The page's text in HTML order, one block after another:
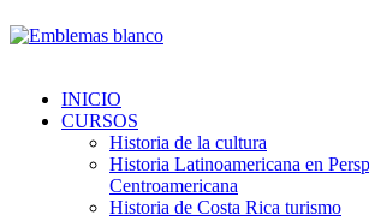
INICIO
CURSOS
Historia de la cultura
Historia Latinoamericana en
Centroamericana
Historia de Costa Rica turismo